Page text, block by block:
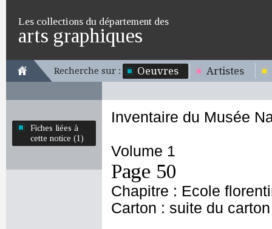
Les collections du département des
arts graphiques
Recherche sur : Oeuvres Artistes
Fiches liées à
cette notice (1)
Inventaire du Musée
Volume 1
Page 50
Chapitre : Ecole
Carton : suite du